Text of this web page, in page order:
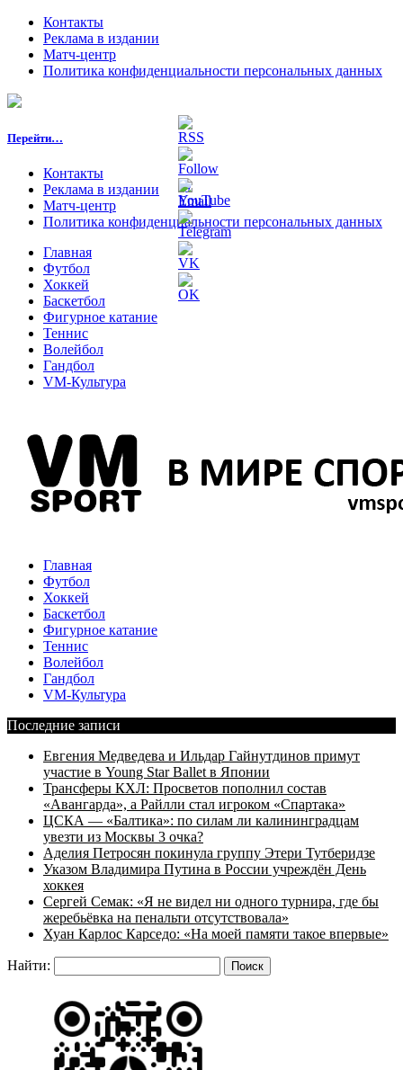
Контакты
Реклама в издании
Матч-центр
Политика конфиденциальности персональных данных
Перейти…
Контакты
Реклама в издании
Матч-центр
Политика конфиденциальности персональных данных
Главная
Футбол
Хоккей
Баскетбол
Фигурное катание
Теннис
Волейбол
Гандбол
VM-Культура
Главная
Футбол
Хоккей
Баскетбол
Фигурное катание
Теннис
Волейбол
Гандбол
VM-Культура
Последние записи
Евгения Медведева и Ильдар Гайнутдинов примут
участие в Young Star Ballet в Японии
Трансферы КХЛ: Просветов пополнил состав
«Авангарда», а Райлли стал игроком «Спартака»
ЦСКА — «Балтика»: по силам ли калининградцам
увезти из Москвы 3 очка?
Аделия Петросян покинула группу Этери Тутберидзе
Указом Владимира Путина в России учреждён День
хоккея
Сергей Семак: «Я не видел ни одного турнира, где бы
жеребьёвка на пенальти отсутствовала»
Хуан Карлос Карседо: «На моей памяти такое впервые»
Найти: